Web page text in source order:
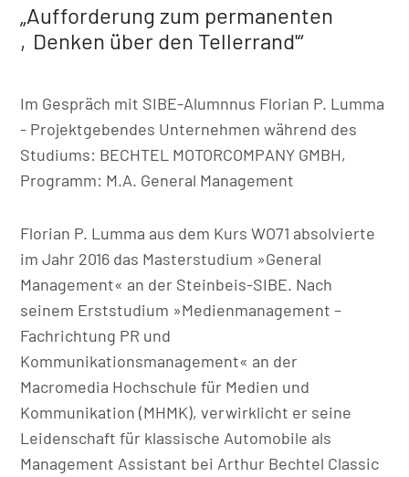
„Aufforderung zum permanenten
‚Denken über den Tellerrand'“
Im Gespräch mit SIBE-Alumnnus Florian P. Lumma
- Projektgebendes Unternehmen während des
Studiums: BECHTEL MOTORCOMPANY GMBH,
Programm: M.A. General Management
Florian P. Lumma aus dem Kurs WO71 absolvierte
im Jahr 2016 das Masterstudium »General
Management« an der Steinbeis-SIBE. Nach
seinem Erststudium »Medienmanagement –
Fachrichtung PR und
Kommunikationsmanagement« an der
Macromedia Hochschule für Medien und
Kommunikation (MHMK), verwirklicht er seine
Leidenschaft für klassische Automobile als
Management Assistant bei Arthur Bechtel Classic